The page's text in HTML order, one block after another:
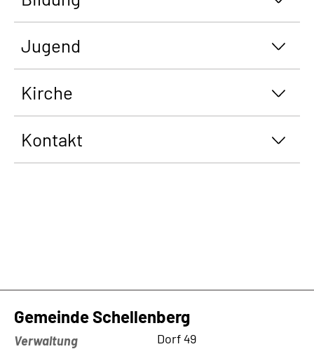
Jugend
Kirche
Kontakt
Gemeinde Schellenberg
Verwaltung
Dorf 49